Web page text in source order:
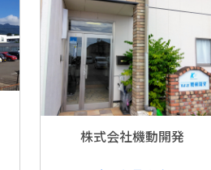
株式会社機動開発